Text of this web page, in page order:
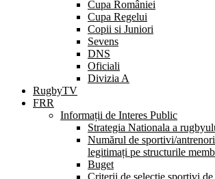
Cupa României
Cupa Regelui
Copii si Juniori
Sevens
DNS
Oficiali
Divizia A
RugbyTV
FRR
Informații de Interes Public
Strategia Nationala a
Numărul de sportivi/
legitimați pe structurile
Buget
Criterii de selecție sportivi de